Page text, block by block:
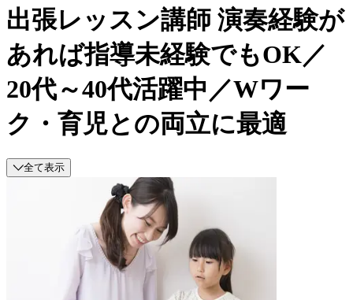
出張レッスン講師 演奏経験が
あれば指導未経験でもOK／
20代～40代活躍中／Wワー
ク・育児との両立に最適
全て表示